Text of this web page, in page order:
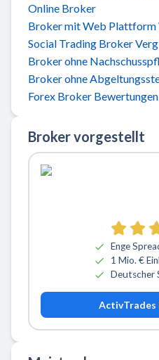
Online Broker
Broker mit Web Plattform
Social Trading Broker
Broker ohne
Broker ohne
Forex Broker Bewertungen
Broker vorgestellt
Enge
1 Mio. €
Deutscher
ActivTrades